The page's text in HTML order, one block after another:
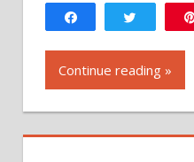
Compartir Twittear
Continue reading »